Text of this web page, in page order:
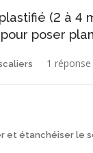
(2 à 4
poser
1 réponse
et étanchéiser le